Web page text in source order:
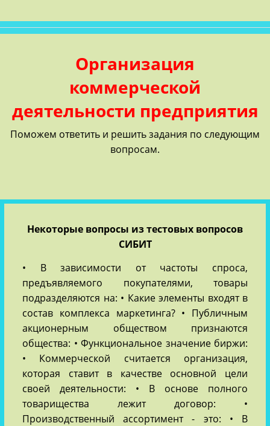
Организация
коммерческой
деятельности предприятия
Поможем ответить и решить задания по следующим
вопросам.
Некоторые вопросы из тестовых вопросов
СИБИТ
• В зависимости от частоты спроса,
предъявляемого покупателями, товары
подразделяются на: • Какие элементы входят в
состав комплекса маркетинга? • Публичным
акционерным обществом признаются
общества: • Функциональное значение биржи:
• Коммерческой считается организация,
которая ставит в качестве основной цели
своей деятельности: • В основе полного
товарищества лежит договор: •
Производственный ассортимент - это: • В